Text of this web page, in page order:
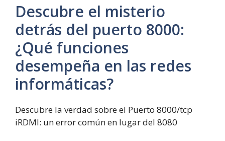
Descubre el misterio
detrás del puerto 8000:
¿Qué funciones
desempeña en las redes
informáticas?
Descubre la verdad sobre el Puerto 8000/tcp
iRDMI: un error común en lugar del 8080